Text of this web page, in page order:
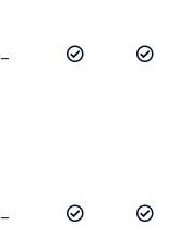
–
–